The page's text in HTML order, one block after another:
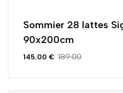
Sommier 28 lattes
90x200cm
145.00 € 189.00